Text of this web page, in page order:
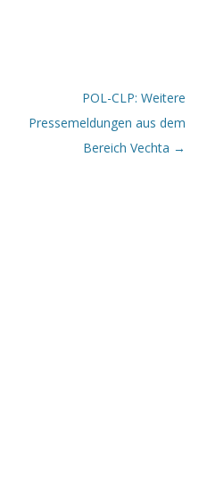
POL-CLP: Weitere
Pressemeldungen aus dem
Bereich Vechta →